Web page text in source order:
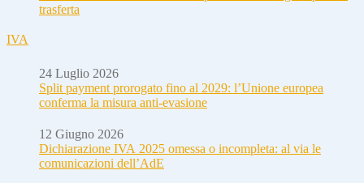
trasferta
IVA
24 Luglio 2026
Split payment prorogato fino al 2029: l’Unione europea
conferma la misura anti-evasione
12 Giugno 2026
Dichiarazione IVA 2025 omessa o incompleta: al via le
comunicazioni dell’AdE